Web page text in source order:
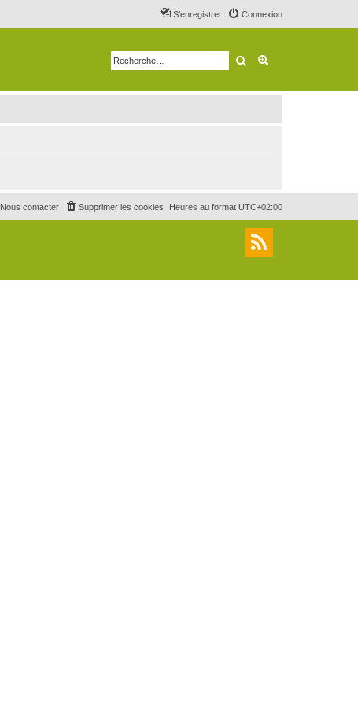
Connexion
S’enregistrer
Rechercher
Heures au format UTC+02:00
Supprimer les cookies
Nous contacter